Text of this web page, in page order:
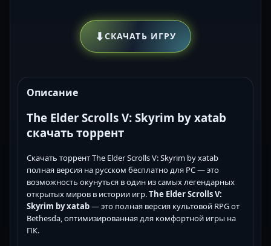
⬇СКАЧАТЬ ИГРУ
Описание
The Elder Scrolls V: Skyrim by xatab
скачать торрент
Скачать торрент The Elder Scrolls V: Skyrim by xatab
полная версия на русском бесплатно для PC — это
возможность окунуться в один из самых легендарных
открытых миров в истории игр.The Elder Scrolls V:
Skyrim by xatab— это полная версия культовой RPG от
Bethesda, оптимизированная для комфортной игры на
ПК.